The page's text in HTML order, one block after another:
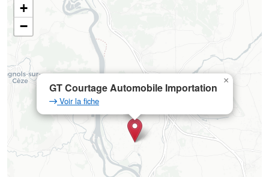
GT Courtage Automobile Importation
Voir la fiche
×
+
−